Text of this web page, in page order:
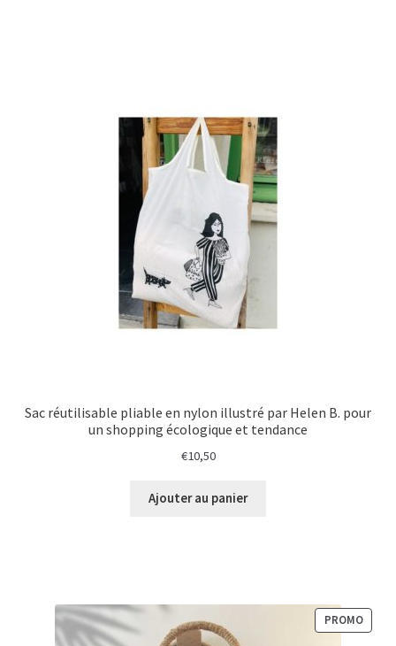
Sac réutilisable pliable en nylon illustré par Helen B. pour
un shopping écologique et tendance
€10,50
Ajouter au panier
PROMO
EN